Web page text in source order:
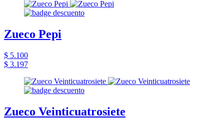
Zueco Pepi
$ 5.100
$ 3.197
Zueco Veinticuatrosiete